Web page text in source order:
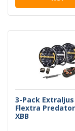
3-Pack Extraljus
Flextra
XBB